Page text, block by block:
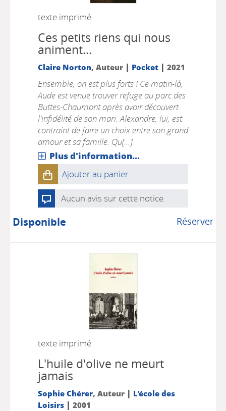
texte imprimé
Ces petits riens qui nous
animent...
Claire Norton, Auteur | Pocket| 2021
Ensemble, on est plus forts ! Ce matin-là,
Aude est venue trouver refuge au parc des
Buttes-Chaumont après avoir découvert
l'infidélité de son mari. Alexandre, lui, est
contraint de faire un choix entre son grand
amour et sa famille. Qu[...]
Plus d'information...
Ajouter au panier
Aucun avis sur cette notice.
Réserver
Disponible
texte imprimé
L'huile d'olive ne meurt
jamais
Sophie Chérer, Auteur | L'école des
Loisirs| 2001